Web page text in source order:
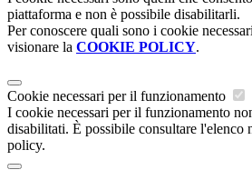
piattaforma e non è possibile disabilitarli.
Per conoscere quali sono i cookie
visionare la COOKIE POLICY.
Cookie necessari per il funzionamento
I cookie necessari per il funzionamento
disabilitati. È possibile consultare l'elenco
policy.